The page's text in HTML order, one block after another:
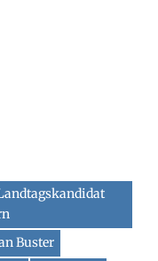
Buster